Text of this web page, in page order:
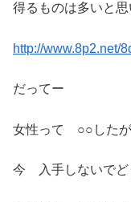
得るものは多いと思
http://www.8p2.net/
だってー
女性って ○○したが
今 入手しないでど